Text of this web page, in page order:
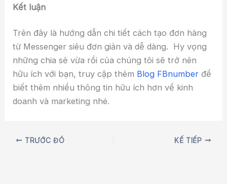
Kết luận
Trên đây là hướng dẫn chi tiết cách tạo đơn hàng
từ Messenger siêu đơn giản và dễ dàng. Hy vọng
những chia sẻ vừa rồi của chúng tôi sẽ trở nên
hữu ích với bạn, truy cập thêm Blog FBnumber để
biết thêm nhiều thông tin hữu ích hơn về kinh
doanh và marketing nhé.
TRƯỚC ĐÓ KẾ TIẾP